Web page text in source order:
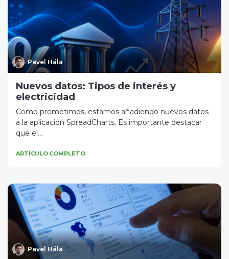
Pavel Hála
Nuevos datos: Tipos de interés y
electricidad
Como prometimos, estamos añadiendo nuevos datos
a la aplicación SpreadCharts. Es importante destacar
que el...
ARTÍCULO COMPLETO
Pavel Hála